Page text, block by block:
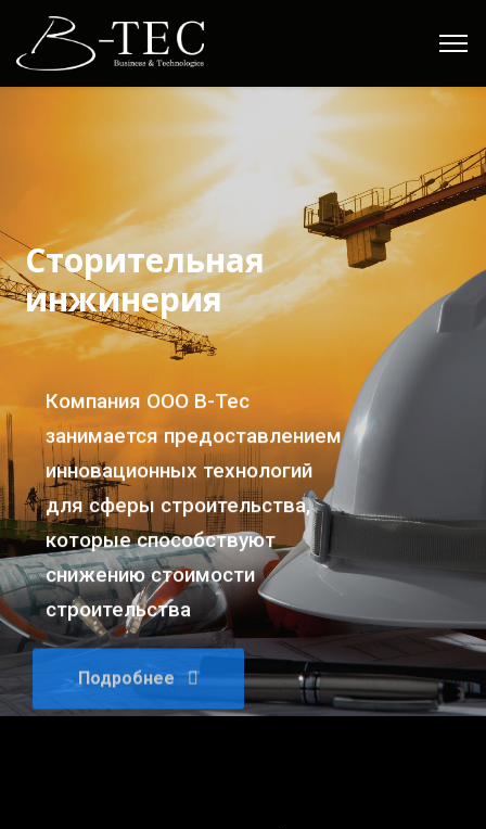
Компания ООО B-Tec
занимается предоставлением
инновационных технологий
для сферы строительства,
которые способствуют
снижению стоимости
строительства
Сторительная
инжинерия